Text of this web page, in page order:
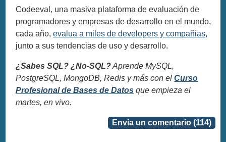
Codeeval, una masiva plataforma de evaluación de
programadores y empresas de desarrollo en el mundo,
cada año,evalua a miles de developers y compañias,
junto a sus tendencias de uso y desarrollo.
¿Sabes SQL? ¿No-SQL?Aprende MySQL,
PostgreSQL, MongoDB, Redis y más con elCurso
Profesional de Bases de Datos que empieza el
martes, en vivo.
Envia un comentario (114)